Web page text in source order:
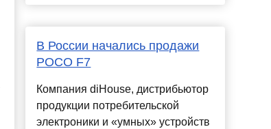
В России начались продажи
POCO F7
Компания diHouse, дистрибьютор
продукции потребительской
электроники и «умных» устройств